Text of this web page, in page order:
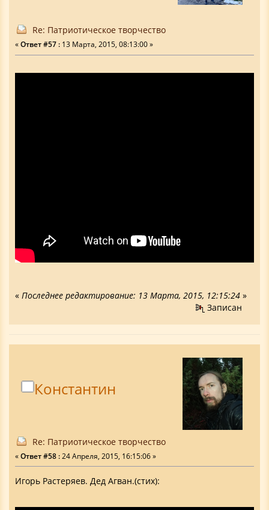
Re: Патриотическое творчество
«Ответ #57 : 13 Марта, 2015, 08:13:00 »
« Последнее редактирование: 13 Марта, 2015, 12:15:24 »
Записан
Константин
Re: Патриотическое творчество
«Ответ #58 : 24 Апреля, 2015, 16:15:06 »
Игорь Растеряев. Дед Агван.(стих):